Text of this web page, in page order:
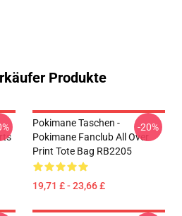
Produkte
Pokimane Taschen -
Pokimane Fanclub All Over
Print Tote Bag RB2205
19,71 £ - 23,66 £
-20%